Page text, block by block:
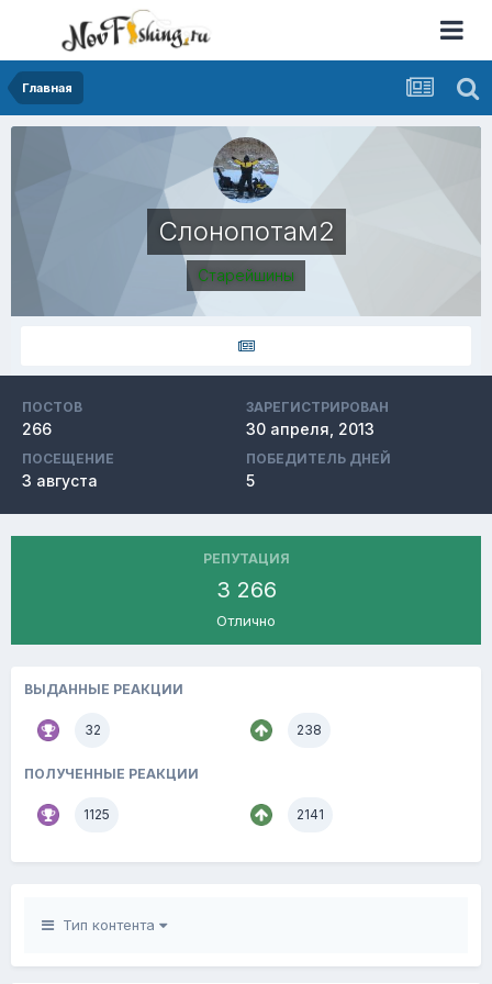
Главная
Слонопотам2
Старейшины
ПОСТОВ
266
ЗАРЕГИСТРИРОВАН
30 апреля, 2013
ПОСЕЩЕНИЕ
3 августа
ПОБЕДИТЕЛЬ ДНЕЙ
5
РЕПУТАЦИЯ
3 266
Отлично
ВЫДАННЫЕ РЕАКЦИИ
32 238
ПОЛУЧЕННЫЕ РЕАКЦИИ
1125 2141
Тип контента